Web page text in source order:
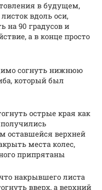
в будущем,
вдоль оси,
на 90 градусов и
а в конце просто
согнуть нижнюю
который был
острые края как
оставшейся верхней
места колес,
припрятаны
накрывшего листа
вверх, а верхний